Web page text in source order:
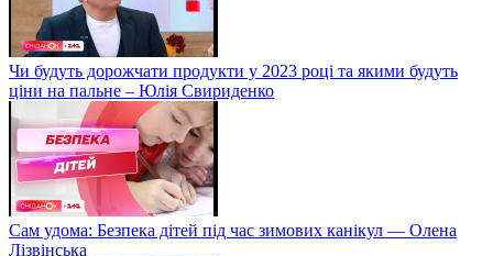
Чи будуть дорожчати продукти у 2023 році та якими будуть
ціни на пальне – Юлія Свириденко
Сам удома: Безпека дітей під час зимових канікул — Олена
Лізвінська